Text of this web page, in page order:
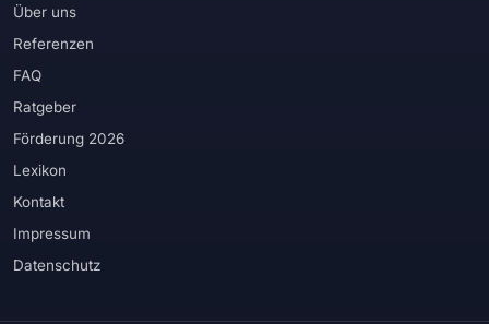
Über uns
Referenzen
FAQ
Ratgeber
Förderung 2026
Lexikon
Kontakt
Impressum
Datenschutz